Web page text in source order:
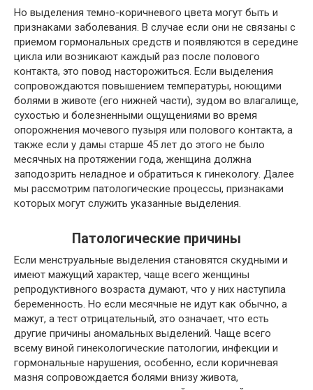
Но выделения темно-коричневого цвета могут быть и
признаками заболевания. В случае если они не связаны с
приемом гормональных средств и появляются в середине
цикла или возникают каждый раз после полового
контакта, это повод насторожиться. Если выделения
сопровождаются повышением температуры, ноющими
болями в животе (его нижней части), зудом во влагалище,
сухостью и болезненными ощущениями во время
опорожнения мочевого пузыря или полового контакта, а
также если у дамы старше 45 лет до этого не было
месячных на протяжении года, женщина должна
заподозрить неладное и обратиться к гинекологу. Далее
мы рассмотрим патологические процессы, признаками
которых могут служить указанные выделения.
Патологические причины
Если менструальные выделения становятся скудными и
имеют мажущий характер, чаще всего женщины
репродуктивного возраста думают, что у них наступила
беременность. Но если месячные не идут как обычно, а
мажут, а тест отрицательный, это означает, что есть
другие причины аномальных выделений. Чаще всего
всему виной гинекологические патологии, инфекции и
гормональные нарушения, особенно, если коричневая
мазня сопровождается болями внизу живота,